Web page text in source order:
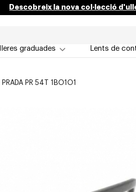
Descobreix la nova col·lecció
graduades Lents de
PRADA PR 54T 1BO1O1